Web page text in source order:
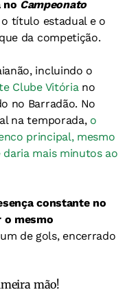
no Campeonato
título estadual e o
da competição.
incluindo o
Clube Vitória no
no Barradão. No
na temporada, o
principal, mesmo
daria mais minutos ao
constante no
o mesmo
de gols, encerrado
mão!